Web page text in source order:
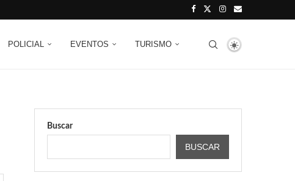
POLICIAL EVENTOS TURISMO
Buscar
BUSCAR